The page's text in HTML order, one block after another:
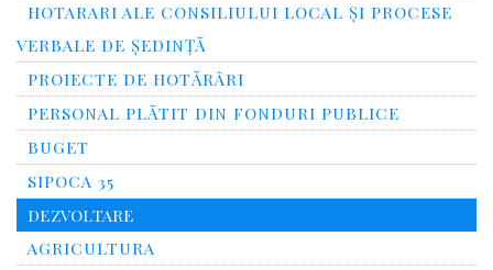
HOTARARI ALE CONSILIULUI LOCAL ȘI PROCESE
VERBALE DE ȘEDINȚĂ
PROIECTE DE HOTĂRÂRI
PERSONAL PLĂTIT DIN FONDURI PUBLICE
BUGET
SIPOCA 35
DEZVOLTARE
AGRICULTURA